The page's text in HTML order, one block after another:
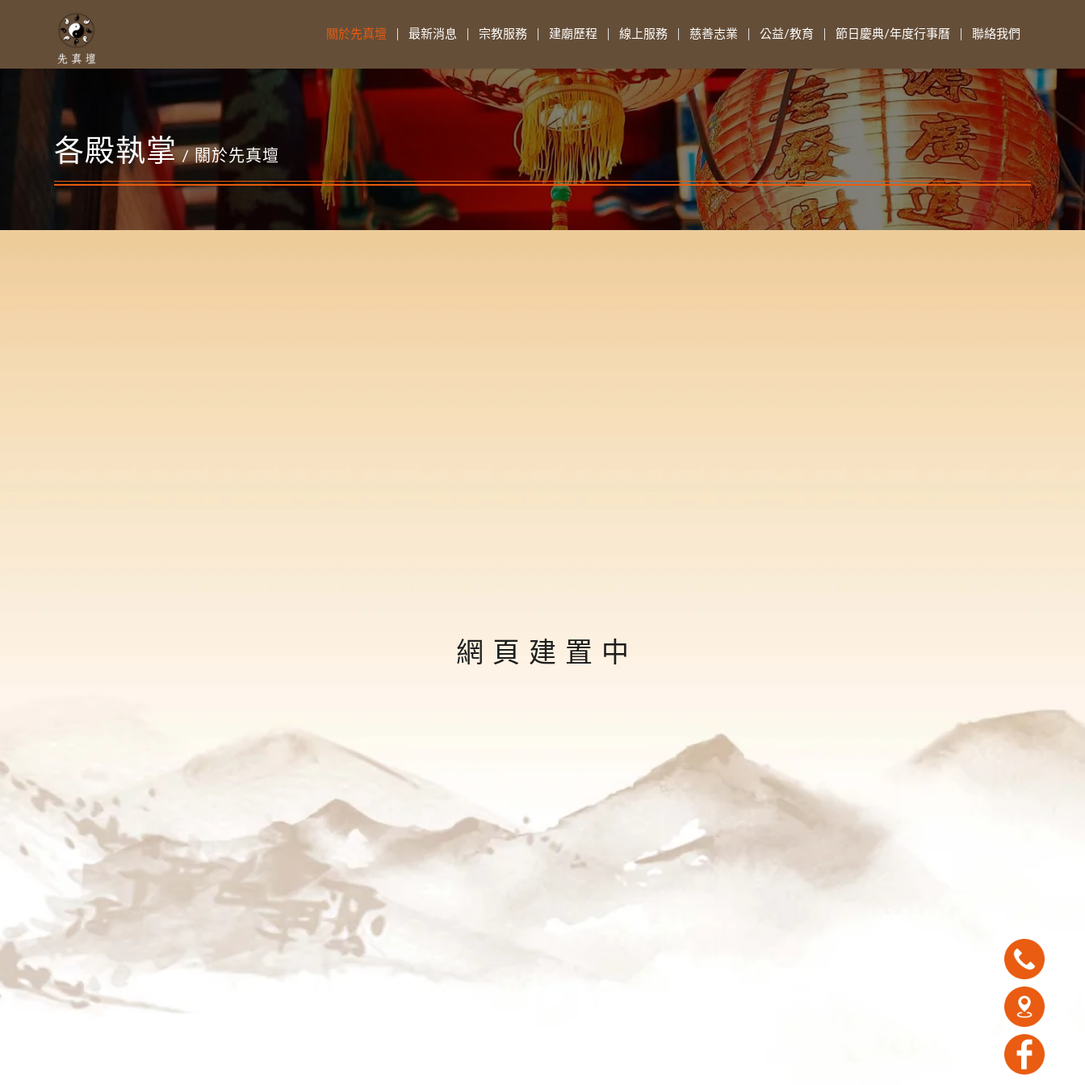
關於先真壇 最新消息 宗教服務 建廟歷程 線上服務 慈善志業 公益/教育 節日慶典/年度行事曆 聯絡我們
各殿執掌 / 關於先真壇
網 頁 建 置 中